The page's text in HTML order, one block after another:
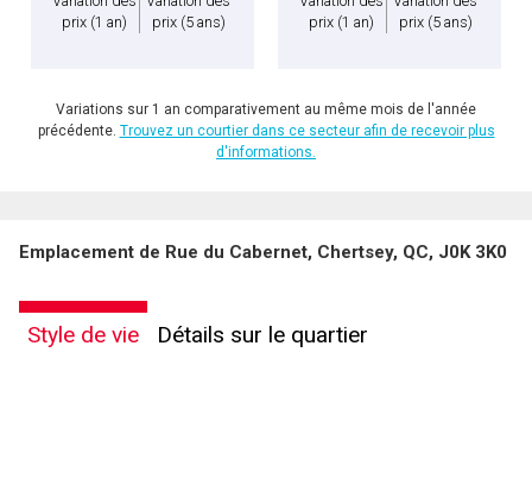
En cliquant sur le bouton « soumettre », vous consentez à nos conditions d'utilisation et
vous nous fournissez l'autorisation écrite de communiquer avec vous.
prix (1 an)
prix (5 ans)
prix (1 an)
prix (5 ans)
Variations sur 1 an comparativement au même mois de l'année
précédente. Trouvez un courtier dans ce secteur afin de recevoir plus
d'informations.
Emplacement de Rue du Cabernet, Chertsey, QC, J0K 3K0
Style de vie Détails sur le quartier